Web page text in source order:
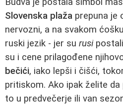
Slovenska plaža prepuna je
nervozni, a na svakom
ruski jezik - jer su rusi
su i cene prilagođene
bečići, iako lepši i čišći,
pritiskom. Ako ipak želite
to u predvečerje ili van